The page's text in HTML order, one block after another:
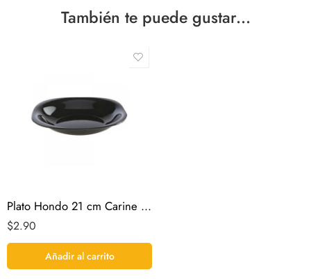
También te puede gustar...
Plato Hondo 21 cm Carine Noir Luminarc
$2.90
Añadir al carrito